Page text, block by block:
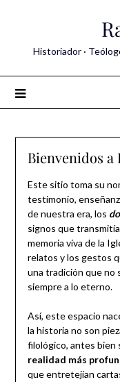
Historiador ·
Bienvenidos
Este sitio toma su
testimonio,
de nuestra era, los
signos que
memoria viva de la
relatos y los gestos
una tradición que no
siempre a lo eterno.
Así, este espacio
la historia no son
filológico, antes bien
realidad más
que entretejían